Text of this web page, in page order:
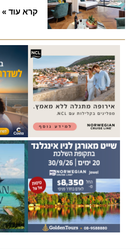
קרא עוד »